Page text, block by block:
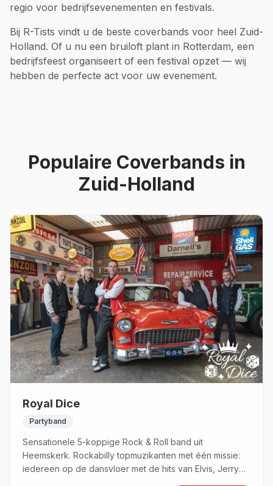
regio voor bedrijfsevenementen en festivals.
Bij R-Tists vindt u de beste coverbands voor heel Zuid-
Holland. Of u nu een bruiloft plant in Rotterdam, een
bedrijfsfeest organiseert of een festival opzet — wij
hebben de perfecte act voor uw evenement.
Populaire Coverbands in
Zuid-Holland
Royal Dice
Partyband
Sensationele 5-koppige Rock & Roll band uit
Heemskerk. Rockabilly topmuzikanten met één missie:
iedereen op de dansvloer met de hits van Elvis, Jerry